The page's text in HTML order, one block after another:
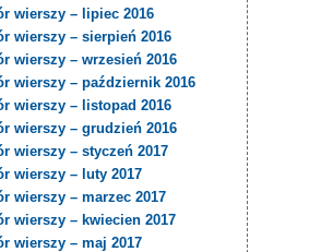
wierszy – lipiec 2016
wierszy – sierpień 2016
wierszy – wrzesień 2016
wierszy – październik 2016
wierszy – listopad 2016
wierszy – grudzień 2016
wierszy – styczeń 2017
wierszy – luty 2017
wierszy – marzec 2017
wierszy – kwiecien 2017
wierszy – maj 2017